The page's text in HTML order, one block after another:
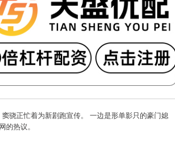
骁正忙着为新剧跑宣传。 一边是形单影只的豪门媳
热议。